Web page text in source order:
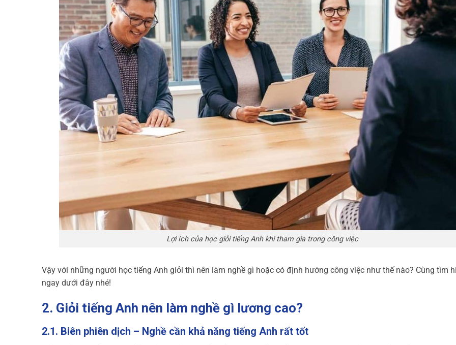
Lợi ích của học giỏi tiếng Anh khi tham gia trong công việc
Vậy với những người học tiếng Anh giỏi thì nên làm nghề gì hoặc có định hướng công việc như thế nào? Cùng tìm
ngay dưới đây nhé!
2. Giỏi tiếng Anh nên làm nghề gì lương cao?
2.1. Biên phiên dịch – Nghề cần khả năng tiếng Anh rất tốt